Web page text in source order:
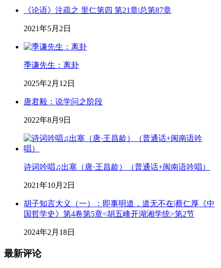
《论语》注疏之 里仁第四 第21章|总第87章
2021年5月2日
季谦先生：离卦
2025年2月12日
唐君毅：说学问之阶段
2022年8月9日
诗词吟唱♫出塞（唐·王昌龄）（普通话+闽南语吟唱）
2021年10月2日
胡子知言大义（一）：即事明道，道无不在|蔡仁厚《中
国哲学史》第4卷第5章<胡五峰开湖湘学统>第2节
2024年2月18日
最新评论